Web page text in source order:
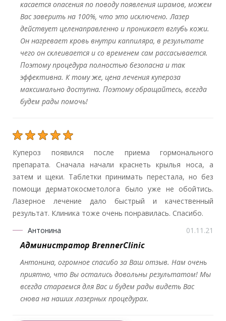
касается опасения по поводу появления шрамов, можем
Вас заверить на 100%, что это исключено. Лазер
действует целенаправленно и проникает вглубь кожи.
Он нагревает кровь внутри каппиляра, в результате
чего он склеивается и со временем сам рассасывается.
Поэтому процедура полностью безопасна и так
эффективна. К тому же, цена лечения купероза
максимально доступна. Поэтому обращайтесь, всегда
будем рады помочь!
Купероз появился после приема гормонального
препарата. Сначала начали краснеть крылья носа, а
затем и щеки. Таблетки принимать перестала, но без
помощи дерматокосметолога было уже не обойтись.
Лазерное лечение дало быстрый и качественный
результат. Клиника тоже очень понравилась. Спасибо.
Антонина
01.11.21
Администратор BrennerClinic
Антонина, огромное спасибо за Ваш отзыв. Нам очень
приятно, что Вы остались довольны результатом! Мы
всегда стараемся для Вас и будем рады видеть Вас
снова на наших лазерных процедурах.